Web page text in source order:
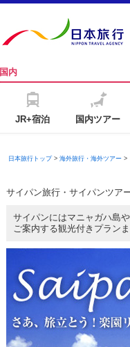
国内
JR+宿泊 国内ツアー
日本旅行トップ> 海外旅行・海外ツアー>
サイパン旅行・サイパンツア
サイパンにはマニャガハ島
ご案内する観光付きプラン